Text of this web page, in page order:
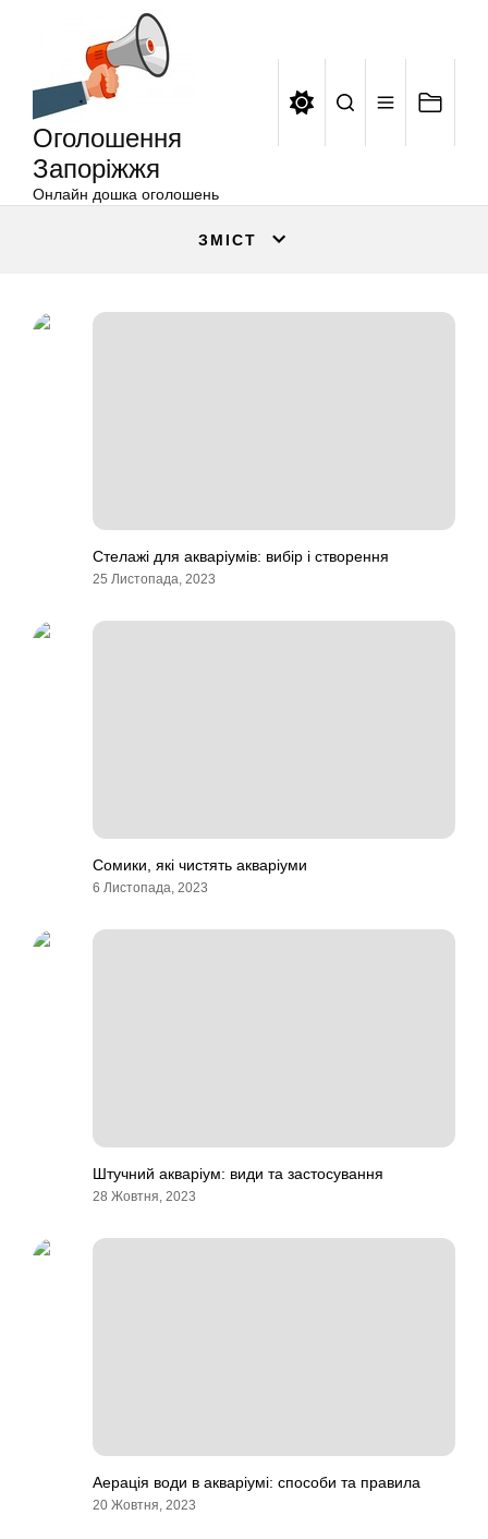
Оголошення
Запоріжжя
Онлайн дошка оголошень
ЗМІСТ
Стелажі для акваріумів: вибір і створення
25 Листопада, 2023
Сомики, які чистять акваріуми
6 Листопада, 2023
Штучний акваріум: види та застосування
28 Жовтня, 2023
Аерація води в акваріумі: способи та правила
20 Жовтня, 2023